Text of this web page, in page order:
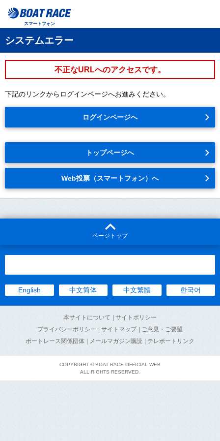
スマートフォン
システムエラー
不正なURLへのアクセスです。
下記のリンクからログインページへお進みください。
ログインページへ
トップページへ
Web投票（スマートフォン）へ
ページトップ
English 中文简体 中文繁體 한국어
本サイトについて
| サイトポリシー
プライバシーポリシー
| サイトマップ
| ご意見・ご要望
ボートレース関係団体
| メールマガジン購読 | テレボートリンク
COPYRIGHT © BOAT RACE OFFICIAL WEB
ALL RIGHTS RESERVED.